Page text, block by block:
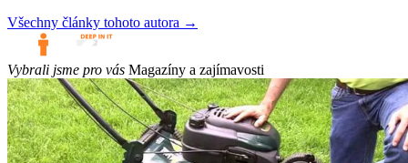
Všechny články tohoto autora →
Vybrali jsme pro vás Magazíny a zajímavosti